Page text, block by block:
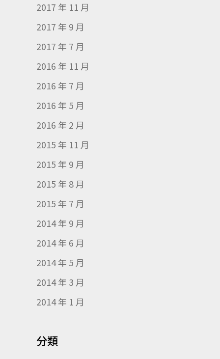
2017 年 11 月
2017 年 9 月
2017 年 7 月
2016 年 11 月
2016 年 7 月
2016 年 5 月
2016 年 2 月
2015 年 11 月
2015 年 9 月
2015 年 8 月
2015 年 7 月
2014 年 9 月
2014 年 6 月
2014 年 5 月
2014 年 3 月
2014 年 1 月
分類